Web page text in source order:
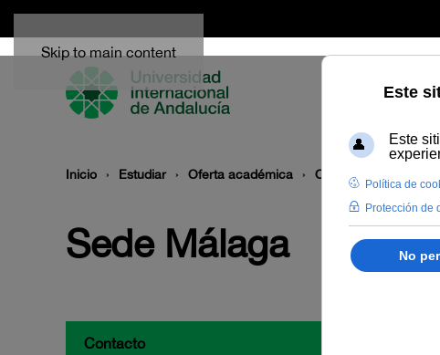
Skip to main content
Inicio Estudiar Oferta académica Oferta por sedes
Sede Málaga
Contacto